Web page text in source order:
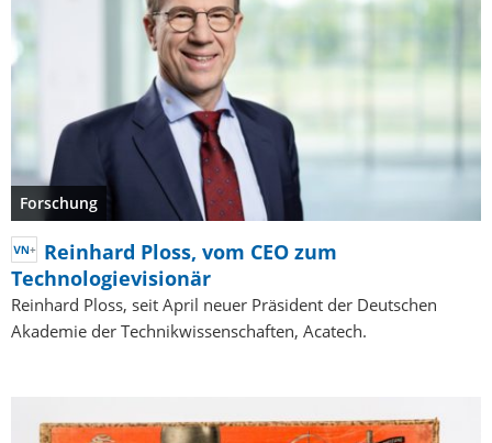
Forschung
Reinhard Ploss, vom CEO zum
Technologievisionär
Reinhard Ploss, seit April neuer Präsident der Deutschen
Akademie der Technikwissenschaften, Acatech.